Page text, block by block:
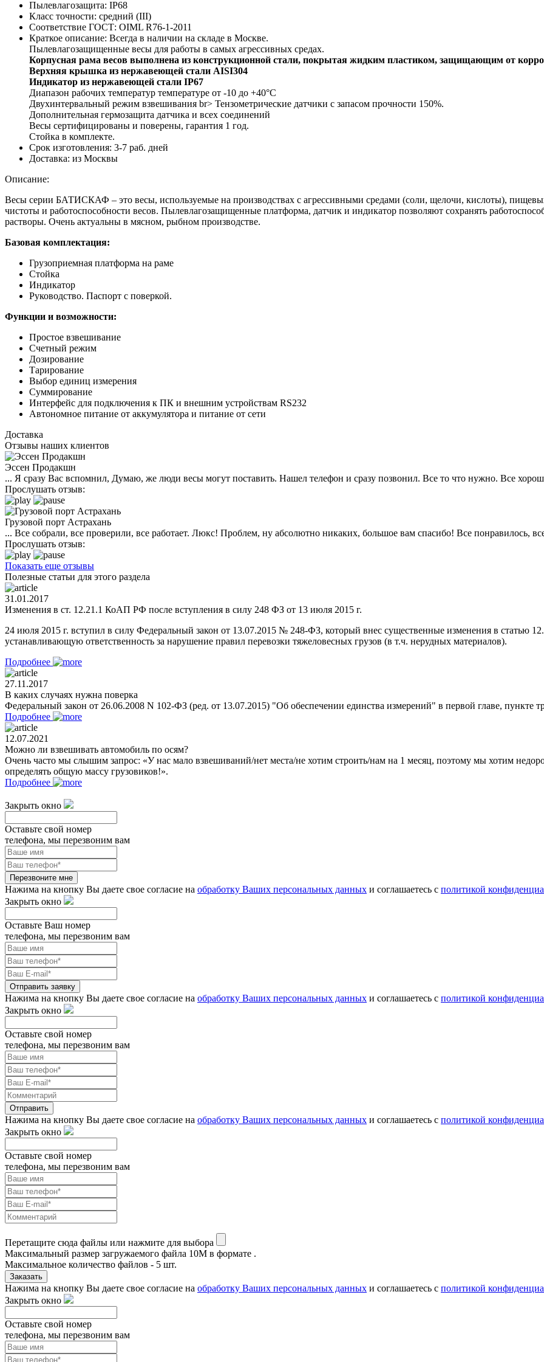
Пылевлагозащита: IP68
Класс точности: средний (III)
Соответствие ГОСТ: OIML R76-1-2011
Краткое описание: Всегда в наличии на складе в Москве.
Пылевлагозащищенные весы для работы в самых агрессивных средах.
Корпусная рама весов выполнена из конструкционной стали, покрытая жидким пластиком, защищающим от
Верхняя крышка из нержавеющей стали AISI304
Индикатор из нержавеющей стали IP67
Диапазон рабочих температур температуре от -10 до +40°С
Двухинтервальный режим взвешивания br> Тензометрические датчики c запасом прочности 150%.
Дополнительная гермозащита датчика и всех соединений
Весы сертифицированы и поверены, гарантия 1 год.
Стойка в комплекте.
Срок изготовления: 3-7 раб. дней
Доставка: из Москвы
Описание:
Весы серии БАТИСКАФ – это весы, используемые на производствах с агрессивными средами (соли, щелочи, кислоты),
чистоты и работоспособности весов. Пылевлагозащищенные платформа, датчик и индикатор позволяют сохранять
растворы. Очень актуальны в мясном, рыбном производстве.
Базовая комплектация:
Грузоприемная платформа на раме
Стойка
Индикатор
Руководство. Паспорт с поверкой.
Функции и возможности:
Простое взвешивание
Счетный режим
Дозирование
Тарирование
Выбор единиц измерения
Суммирование
Интерфейс для подключения к ПК и внешним устройствам RS232
Автономное питание от аккумулятора и питание от сети
Доставка
Отзывы наших клиентов
Эссен Продакшн
... Я сразу Вас вспомнил, Думаю, же люди весы могут поставить. Нашел телефон и сразу позвонил. Все то что нужно. Все
Прослушать отзыв:
Грузовой порт Астрахань
... Все собрали, все проверили, все работает. Люкс! Проблем, ну абсолютно никаких, большое вам спасибо! Все понравилось,
Прослушать отзыв:
Показать еще отзывы
Полезные статьи для этого раздела
31.01.2017
Изменения в ст. 12.21.1 КоАП РФ после вступления в силу 248 ФЗ от 13 июля 2015 г.
24 июля 2015 г. вступил в силу Федеральный закон от 13.07.2015 № 248-ФЗ, который внес существенные изменения в статью
устанавливающую ответственность за нарушение правил перевозки тяжеловесных грузов (в т.ч. нерудных материалов).
Подробнее
27.11.2017
В каких случаях нужна поверка
Федеральный закон от 26.06.2008 N 102-ФЗ (ред. от 13.07.2015) "Об обеспечении единства измерений" в первой главе, пункте
Подробнее
12.07.2021
Можно ли взвешивать автомобиль по осям?
Очень часто мы слышим запрос: «У нас мало взвешиваний/нет места/не хотим строить/нам на 1 месяц, поэтому мы хотим
определять общую массу грузовиков!».
Подробнее
Закрыть окно
Оставьте свой номер
телефона, мы перезвоним вам
Перезвоните мне
Нажима на кнопку Вы даете свое согласие на обработку Ваших персональных данных и соглашаетесь с политикой
Закрыть окно
Оставьте Ваш номер
телефона, мы перезвоним вам
Отправить заявку
Нажима на кнопку Вы даете свое согласие на обработку Ваших персональных данных и соглашаетесь с политикой
Закрыть окно
Оставьте свой номер
телефона, мы перезвоним вам
Отправить
Нажима на кнопку Вы даете свое согласие на обработку Ваших персональных данных и соглашаетесь с политикой
Закрыть окно
Оставьте свой номер
телефона, мы перезвоним вам
Перетащите сюда файлы или нажмите для выбора
Максимальный размер загружаемого файла 10M в формате .
Максимальное количество файлов - 5 шт.
Заказать
Нажима на кнопку Вы даете свое согласие на обработку Ваших персональных данных и соглашаетесь с политикой
Закрыть окно
Оставьте свой номер
телефона, мы перезвоним вам